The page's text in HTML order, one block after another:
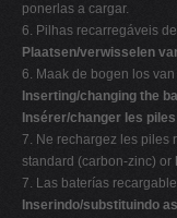
ponerlas a cargar.
6. Pilhas recarregáveis
Plaatsen/verwisselen
6. Maak de bogen los
Inserting/changing the
Insérer/changer les
7. Ne rechargez les piles
standard (carbon-zinc) or
7. Las baterías
Inserindo/substituindo